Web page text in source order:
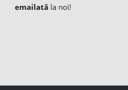
emailată la noi!